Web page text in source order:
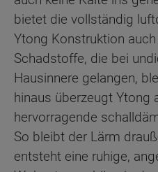
bietet die vollständig
Ytong Konstruktion
Schadstoffe, die bei
Hausinnere gelangen,
hinaus überzeugt Ytong
hervorragende
So bleibt der Lärm
entsteht eine ruhige,